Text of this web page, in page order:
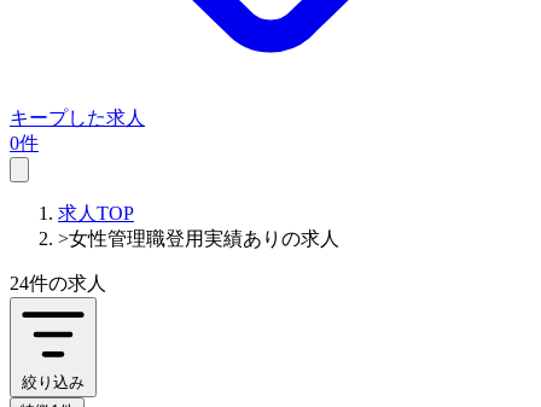
キープした求人
0件
求人TOP
>女性管理職登用実績ありの求人
24件の求人
絞り込み